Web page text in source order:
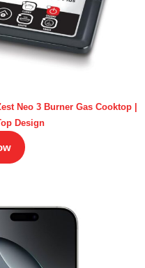
Neo 3 Burner Gas Cooktop |
Design